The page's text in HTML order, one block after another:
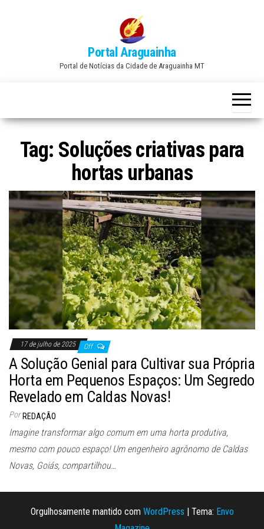
Portal Araguainha
Portal de Notícias da Cidade de Araguainha MT
Tag: Soluções criativas para
hortas urbanas
17 de julho de 2025 Off
A Solução Genial para Cultivar sua Própria
Horta em Pequenos Espaços: Um Segredo
Revelado em Caldas Novas!
Por REDAÇÃO
Imagine transformar algo comum em uma horta produtiva,
mesmo com pouco espaço! Um engenheiro agrônomo de Caldas
Novas, Goiás, compartilhou…
Orgulhosamente mantido com WordPress | Tema: Envo